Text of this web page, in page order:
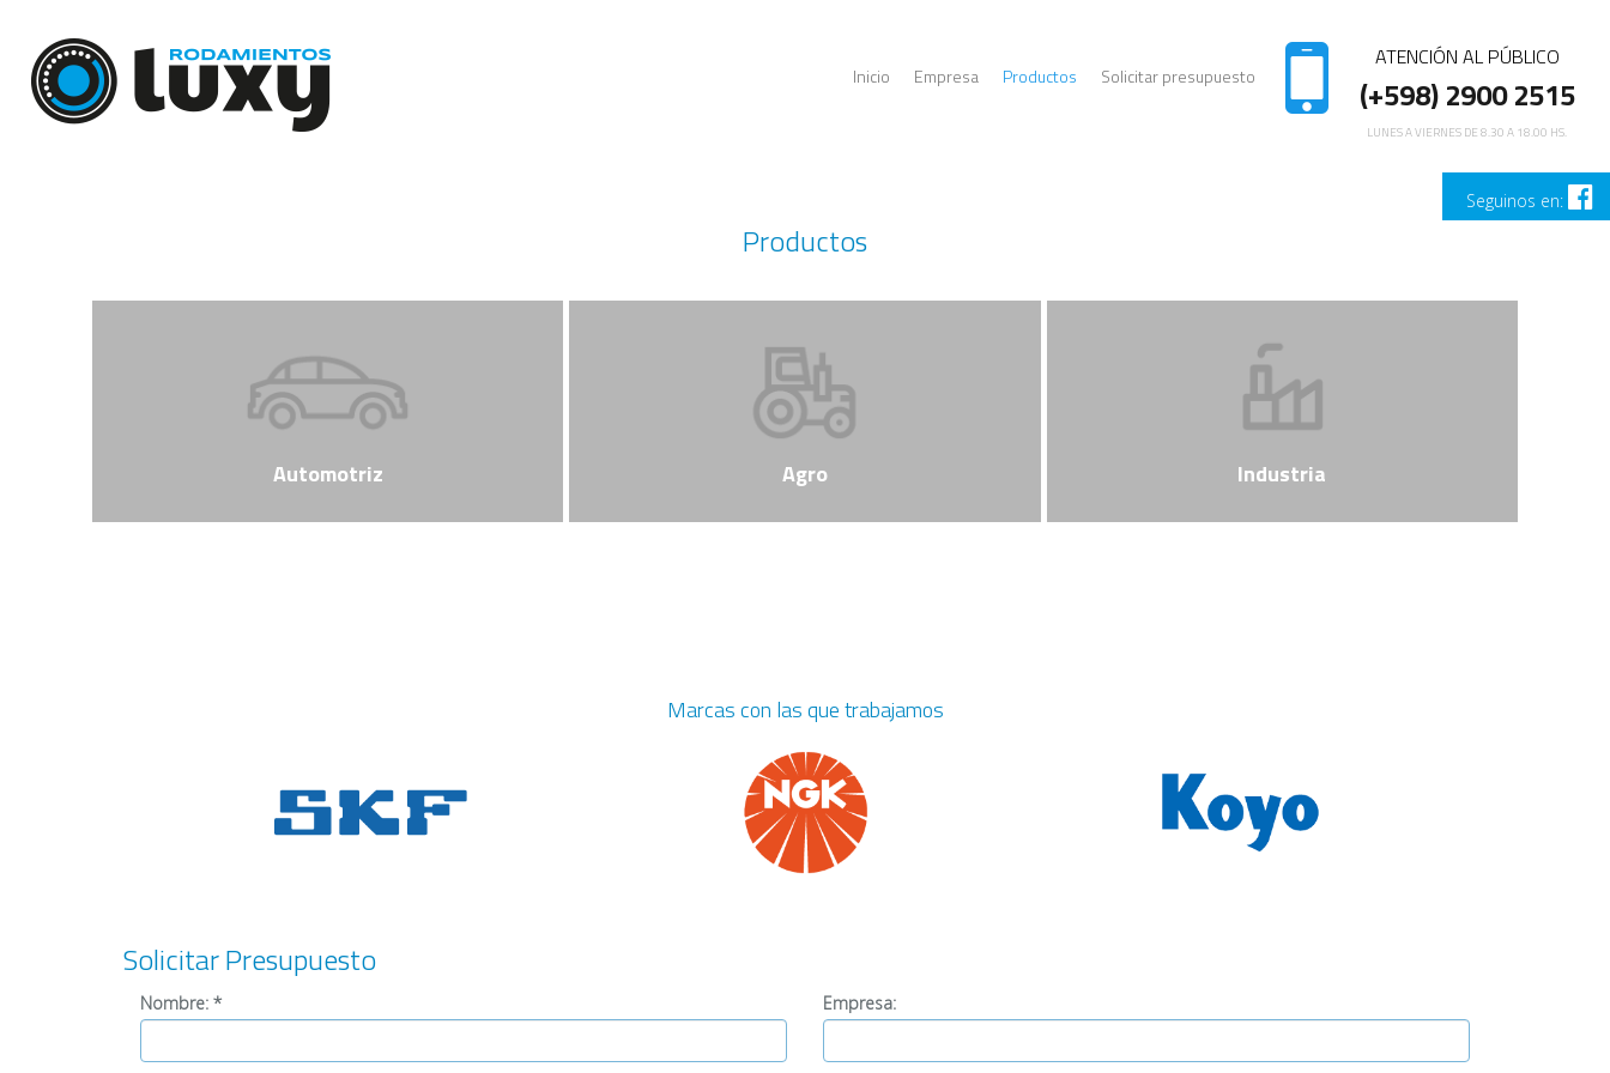
Inicio Empresa Productos Solicitar presupuesto
ATENCIÓN AL PÚBLICO
(+598) 2900 2515
LUNES A VIERNES DE 8.30 A 18.00 HS.
Seguinos en:
Productos
Automotriz Agro Industria
Marcas con las que trabajamos
Solicitar Presupuesto
Nombre: * Empresa: